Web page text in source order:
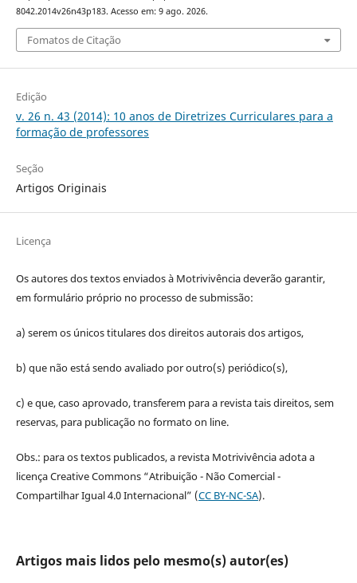
8042.2014v26n43p183. Acesso em: 9 ago. 2026.
Fomatos de Citação
Edição
v. 26 n. 43 (2014): 10 anos de Diretrizes Curriculares para a
formação de professores
Seção
Artigos Originais
Licença
Os autores dos textos enviados à Motrivivência deverão garantir,
em formulário próprio no processo de submissão:
a) serem os únicos titulares dos direitos autorais dos artigos,
b) que não está sendo avaliado por outro(s) periódico(s),
c) e que, caso aprovado, transferem para a revista tais direitos, sem
reservas, para publicação no formato on line.
Obs.: para os textos publicados, a revista Motrivivência adota a
licença Creative Commons “Atribuição - Não Comercial -
Compartilhar Igual 4.0 Internacional” (CC BY-NC-SA).
Artigos mais lidos pelo mesmo(s) autor(es)